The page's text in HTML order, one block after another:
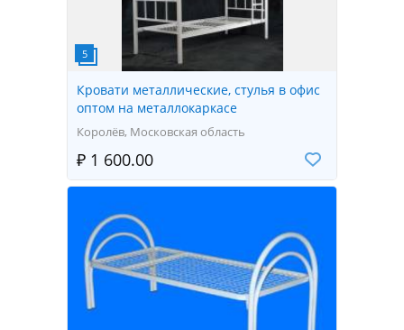
Кровати металлические, стулья в офис
оптом на металлокаркасе
Королёв, Московская область
₽ 1 600.00